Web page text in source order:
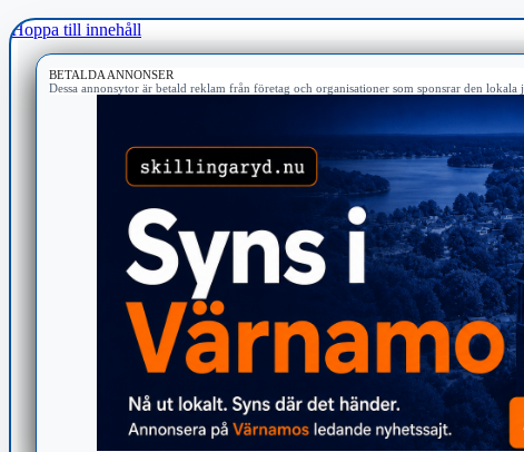
Hoppa till innehåll
BETALDA ANNONSER
Dessa annonsytor är betald reklam från företag och organisationer som sponsrar den lokala